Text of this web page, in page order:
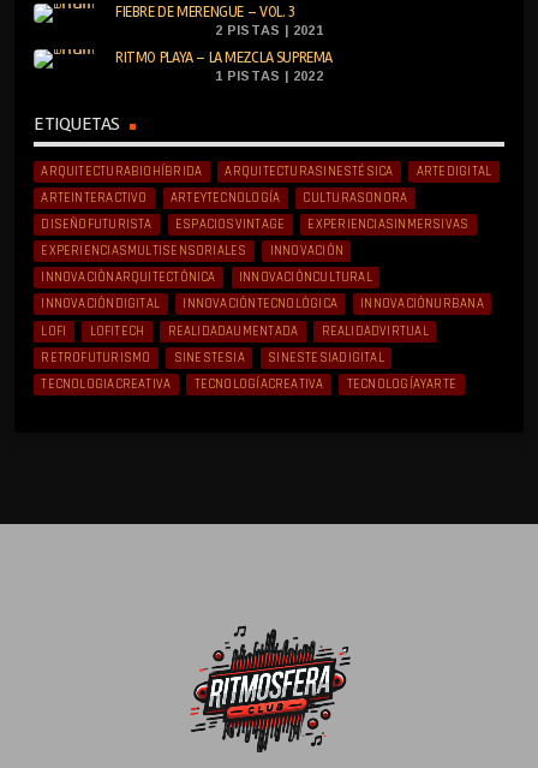
FIEBRE DE MERENGUE – VOL. 3
2 PISTAS | 2021
RITMO PLAYA – LA MEZCLA SUPREMA
1 PISTAS | 2022
ETIQUETAS
ARQUITECTURABIOHÍBRIDA ARQUITECTURASINESTÉSICA
ARTEDIGITAL
ARTEINTERACTIVO
ARTEYTECNOLOGÍA
CULTURASONORA
DISEÑOFUTURISTA
ESPACIOSVINTAGE
EXPERIENCIASINMERSIVAS
EXPERIENCIASMULTISENSORIALES
INNOVACIÓN
INNOVACIÓNARQUITECTÓNICA
INNOVACIÓNCULTURAL
INNOVACIÓNDIGITAL
INNOVACIÓNTECNOLÓGICA
INNOVACIÓNURBANA
LOFI
LOFITECH REALIDADAUMENTADA
REALIDADVIRTUAL
RETROFUTURISMO
SINESTESIA
SINESTESIADIGITAL
TECNOLOGIACREATIVA
TECNOLOGÍACREATIVA TECNOLOGÍAYARTE